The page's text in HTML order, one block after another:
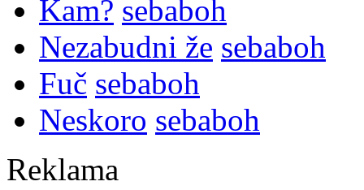
Kam? sebaboh
Nezabudni že sebaboh
Fuč sebaboh
Neskoro sebaboh
Reklama